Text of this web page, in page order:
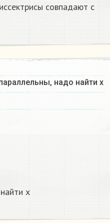
совпадают с
надо найти x
x